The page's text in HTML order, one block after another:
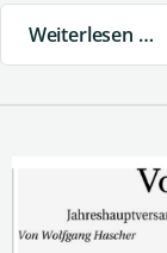
Weiterlesen …